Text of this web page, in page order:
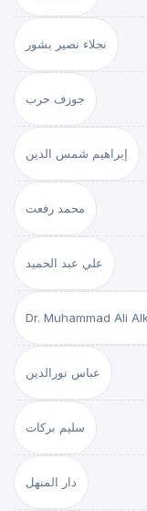
نجلاء نصير بشور
جوزف حرب
إبراهيم شمس الدين
محمد رفعت
علي عبد الحميد
Dr. Muhammad Ali
عباس نورالدين
سليم بركات
دار المنهل